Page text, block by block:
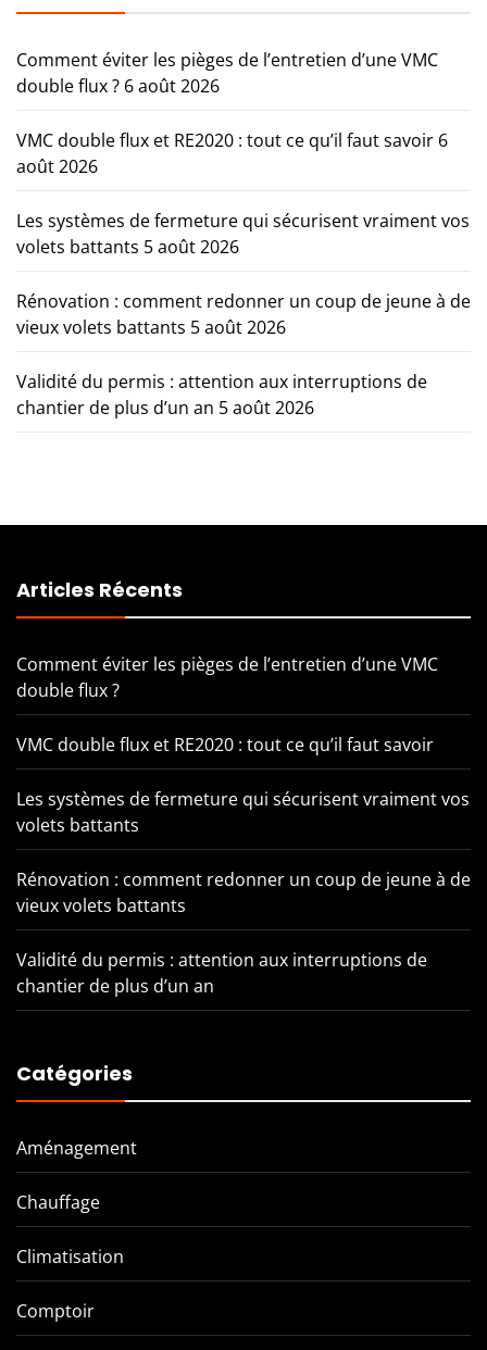
Comment éviter les pièges de l’entretien d’une VMC
double flux ? 6 août 2026
VMC double flux et RE2020 : tout ce qu’il faut savoir 6
août 2026
Les systèmes de fermeture qui sécurisent vraiment vos
volets battants 5 août 2026
Rénovation : comment redonner un coup de jeune à de
vieux volets battants 5 août 2026
Validité du permis : attention aux interruptions de
chantier de plus d’un an 5 août 2026
Articles Récents
Comment éviter les pièges de l’entretien d’une VMC
double flux ?
VMC double flux et RE2020 : tout ce qu’il faut savoir
Les systèmes de fermeture qui sécurisent vraiment vos
volets battants
Rénovation : comment redonner un coup de jeune à de
vieux volets battants
Validité du permis : attention aux interruptions de
chantier de plus d’un an
Catégories
Aménagement
Chauffage
Climatisation
Comptoir